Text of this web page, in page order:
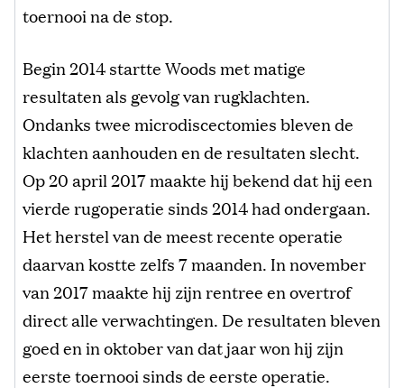
toernooi na de stop.
Begin 2014 startte Woods met matige
resultaten als gevolg van rugklachten.
Ondanks twee microdiscectomies bleven de
klachten aanhouden en de resultaten slecht.
Op 20 april 2017 maakte hij bekend dat hij een
vierde rugoperatie sinds 2014 had ondergaan.
Het herstel van de meest recente operatie
daarvan kostte zelfs 7 maanden. In november
van 2017 maakte hij zijn rentree en overtrof
direct alle verwachtingen. De resultaten bleven
goed en in oktober van dat jaar won hij zijn
eerste toernooi sinds de eerste operatie.